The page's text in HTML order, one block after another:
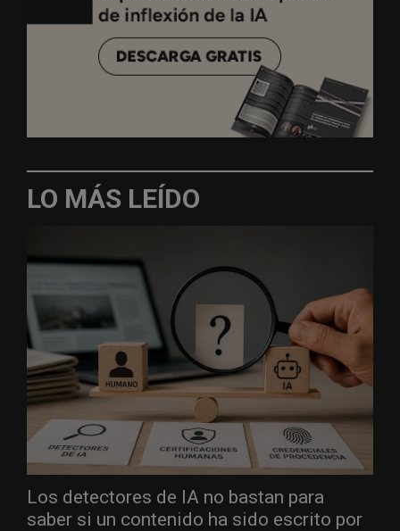
LO MÁS LEÍDO
Los detectores de IA no bastan para
saber si un contenido ha sido escrito por